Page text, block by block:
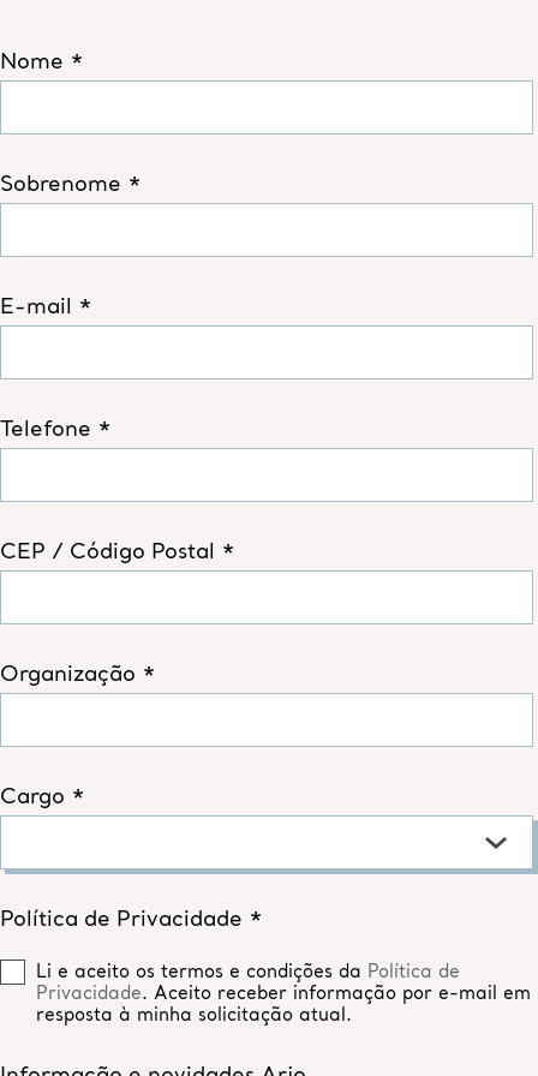
Nome *
Sobrenome *
E-mail *
Telefone *
CEP / Código Postal *
Organização *
Cargo *
Política de Privacidade *
Li e aceito os termos e condições da Política de
Privacidade. Aceito receber informação por e-mail em
resposta à minha solicitação atual.